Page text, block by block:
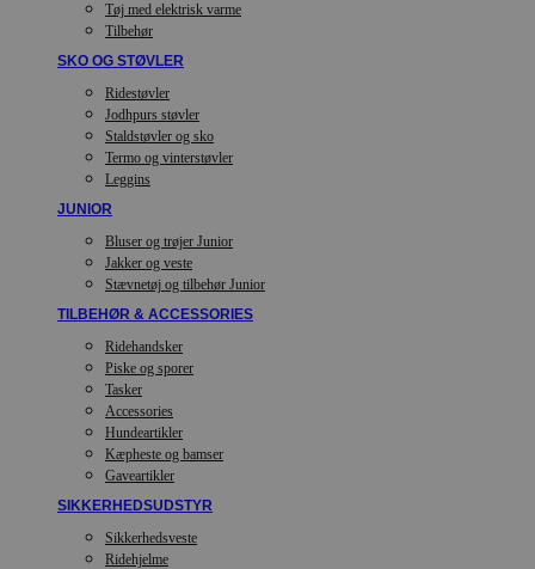
Tøj med elektrisk varme
Tilbehør
SKO OG STØVLER
Ridestøvler
Jodhpurs støvler
Staldstøvler og sko
Termo og vinterstøvler
Leggins
JUNIOR
Bluser og trøjer Junior
Jakker og veste
Stævnetøj og tilbehør Junior
TILBEHØR & ACCESSORIES
Ridehandsker
Piske og sporer
Tasker
Accessories
Hundeartikler
Kæpheste og bamser
Gaveartikler
SIKKERHEDSUDSTYR
Sikkerhedsveste
Ridehjelme